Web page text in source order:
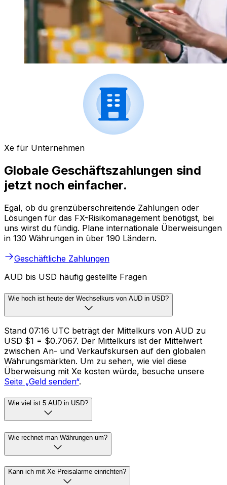
Xe für Unternehmen
Globale Geschäftszahlungen sind
jetzt noch einfacher.
Egal, ob du grenzüberschreitende Zahlungen oder
Lösungen für das FX-Risikomanagement benötigst, bei
uns wirst du fündig. Plane internationale Überweisungen
in 130 Währungen in über 190 Ländern.
Geschäftliche Zahlungen
AUD bis USD häufig gestellte Fragen
Wie hoch ist heute der Wechselkurs von AUD in USD?
Stand 07:16 UTC beträgt der Mittelkurs von AUD zu
USD $1 = $0.7067. Der Mittelkurs ist der Mittelwert
zwischen An- und Verkaufskursen auf den globalen
Währungsmärkten. Um zu sehen, wie viel diese
Überweisung mit Xe kosten würde, besuche unsere
Seite „Geld senden“.
Wie viel ist 5 AUD in USD?
Wie rechnet man Währungen um?
Kann ich mit Xe Preisalarme einrichten?